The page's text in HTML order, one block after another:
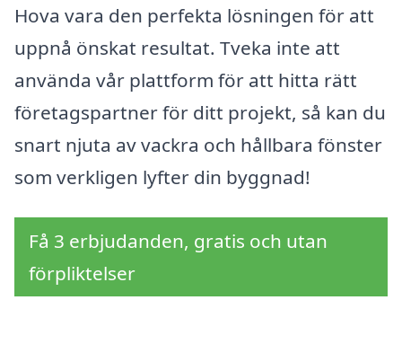
Hova vara den perfekta lösningen för att
uppnå önskat resultat. Tveka inte att
använda vår plattform för att hitta rätt
företagspartner för ditt projekt, så kan du
snart njuta av vackra och hållbara fönster
som verkligen lyfter din byggnad!
Få 3 erbjudanden, gratis och utan
förpliktelser